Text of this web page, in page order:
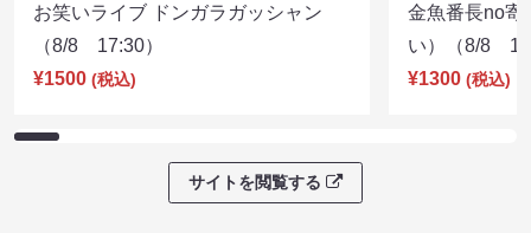
お笑いライブ ドンガラガッシャン
（8/8 17:30）
¥1500 (税込)
金魚番長no寄
い）（8/8
¥1300 (税込)
サイトを閲覧する